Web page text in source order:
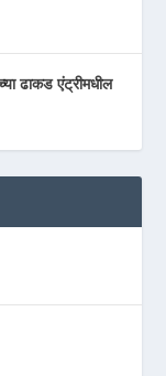
ढाकड एंट्रीमधील